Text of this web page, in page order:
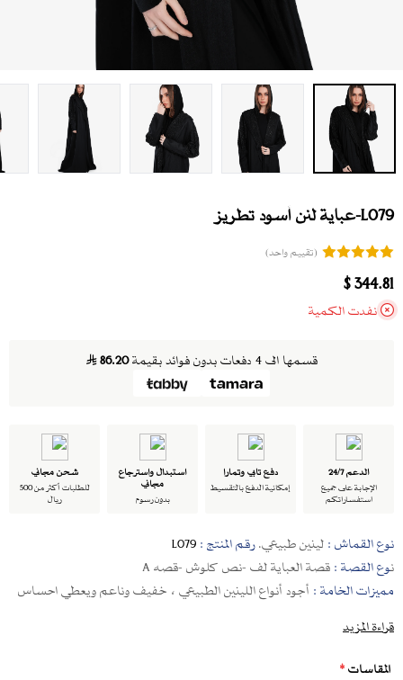
L079-عباية لنن أسود تطريز
(تقييم واحد)
344.81 $
نفدت الكمية
قسمها الى 4 دفعات بدون فوائد بقيمة 86.20
الدعم 24/7
الإجابة على جميع
استفساراتكم
دفع تابي وتمارا
إمكانية الدفع بالتقسيط
استبدال واسترجاع
مجاني
بدون رسوم
شحن مجاني
للطلبات أكثر من 500
ريال
نوع القماش :لينين طبيعي.رقم المنتج :L079
نوع القصة :قصة العباية لف -نص كلوش -قصه A
مميزات الخامة : أجود أنواع اللينين الطبيعي ، خفيف وناعم ويعطي احساس
تظل مميزة على مر الزمن ، ومناسبة لكافة فصول السنه .
قراءة المزيد
المقاسات*